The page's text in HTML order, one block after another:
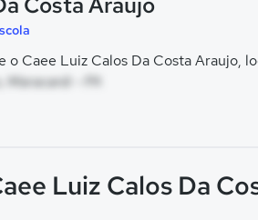
Caee Luiz Calos Da Costa Araujo,
- PA
Luiz Calos Da